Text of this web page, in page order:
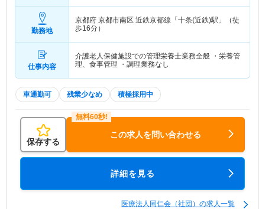
勤務地
京都府 京都市南区 近鉄京都線「十条(近鉄)駅」（徒
歩16分）
仕事内容
介護老人保健施設での管理栄養士業務全般 ・栄養管
理、食事管理 ・調理業務なし
車通勤可 残業少なめ 積極採用中
保存する
この求人を問い合わせる
詳細を見る
医療法人同仁会（社団）の求人一覧